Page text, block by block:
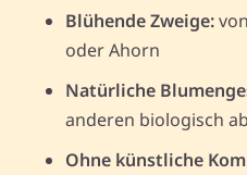
Blühende Zweige:
oder Ahorn
Natürliche
anderen biologisch
Ohne künstliche